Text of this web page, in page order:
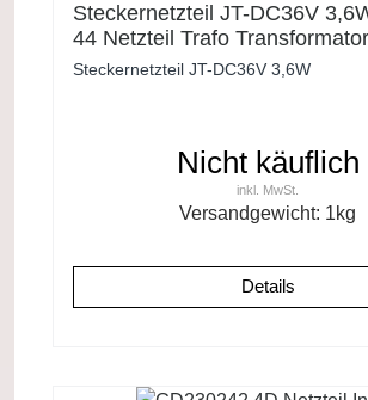
Steckernetzteil JT-DC36V
44 Netzteil Trafo
2022
Steckernetzteil JT-DC36V 3,6W
Nicht käuflich
inkl. MwSt.
Versandgewicht: 1kg
Details